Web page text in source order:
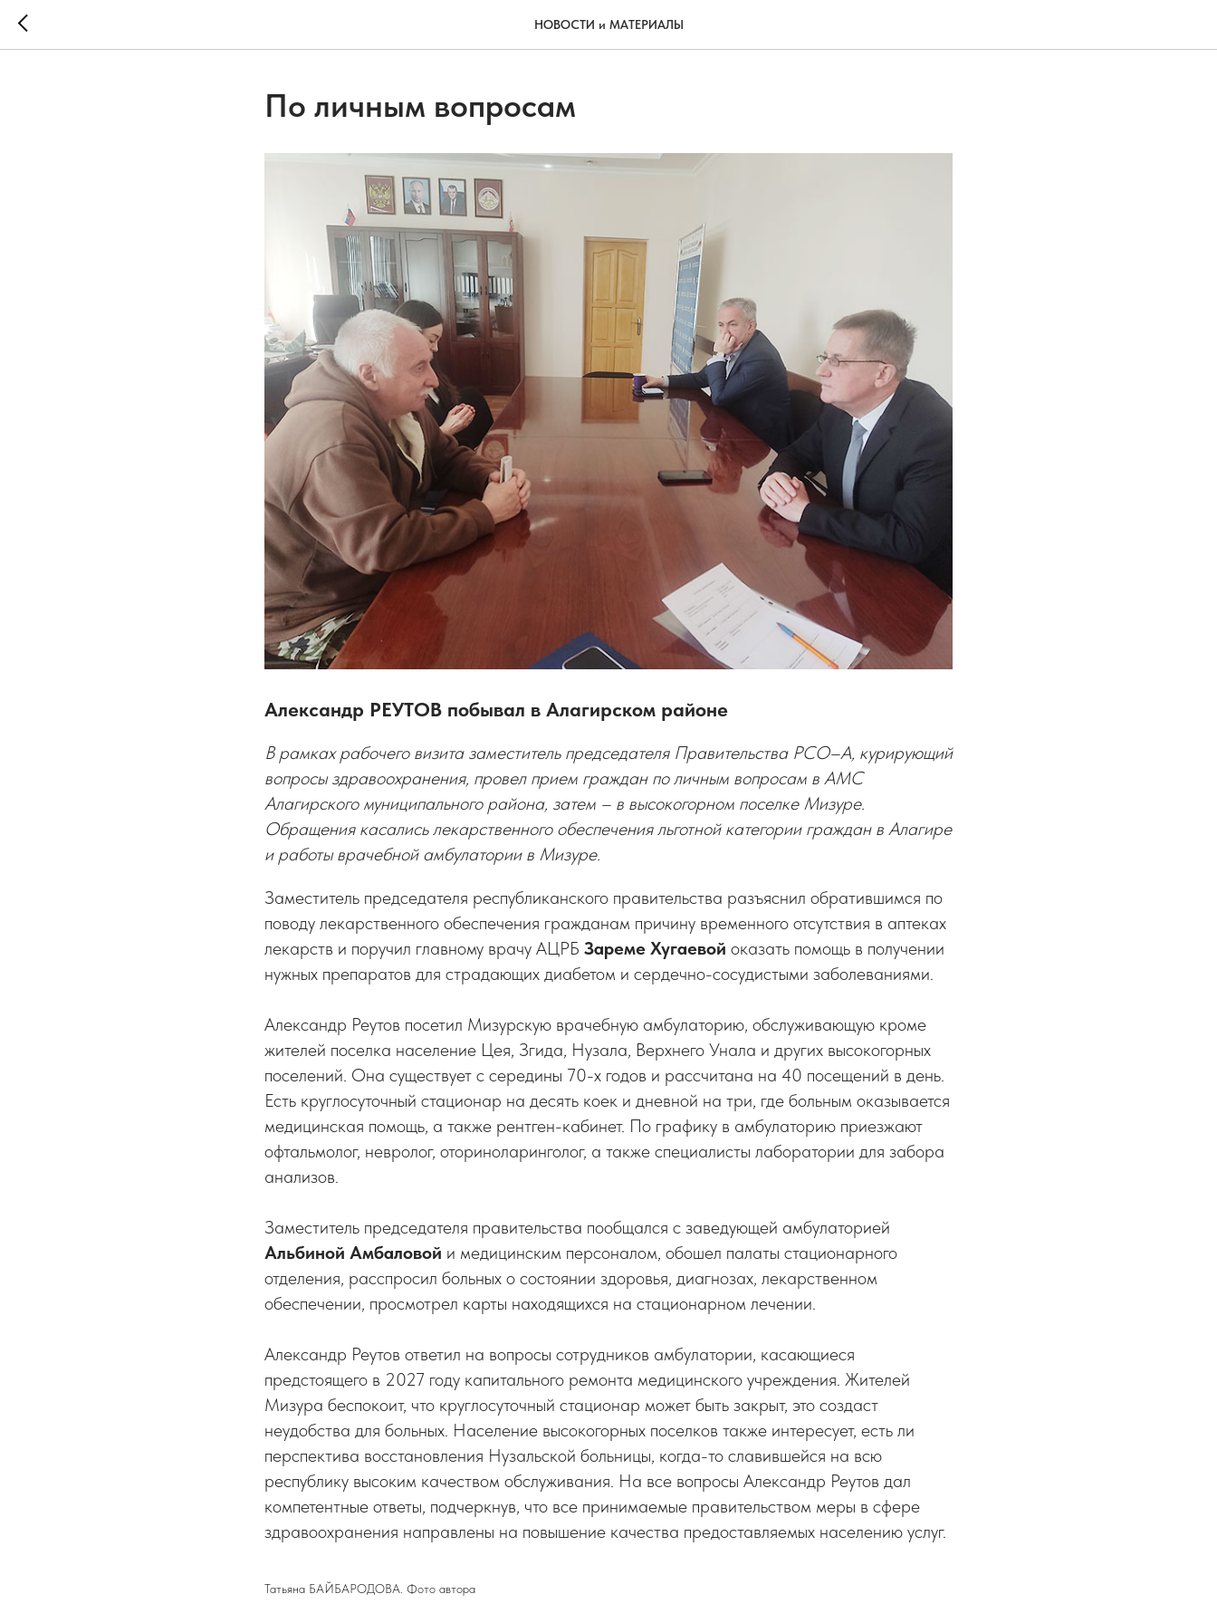
НОВОСТИ и МАТЕРИАЛЫ
По личным вопросам
Александр РЕУТОВ побывал в Алагирском районе
В рамках рабочего визита заместитель председателя Правительства РСО–А, курирующий
вопросы здравоохранения, провел прием граждан по личным вопросам в АМС
Алагирского муниципального района, затем – в высокогорном поселке Мизуре.
Обращения касались лекарственного обеспечения льготной категории граждан в Алагире
и работы врачебной амбулатории в Мизуре.
Заместитель председателя республиканского правительства разъяснил обратившимся по
поводу лекарственного обеспечения гражданам причину временного отсутствия в аптеках
лекарств и поручил главному врачу АЦРБ Зареме Хугаевой оказать помощь в получении
нужных препаратов для страдающих диабетом и сердечно-сосудистыми заболеваниями.
Александр Реутов посетил Мизурскую врачебную амбулаторию, обслуживающую кроме
жителей поселка население Цея, Згида, Нузала, Верхнего Унала и других высокогорных
поселений. Она существует с середины 70-х годов и рассчитана на 40 посещений в день.
Есть круглосуточный стационар на десять коек и дневной на три, где больным оказывается
медицинская помощь, а также рентген-кабинет. По графику в амбулаторию приезжают
офтальмолог, невролог, оториноларинголог, а также специалисты лаборатории для забора
анализов.
Заместитель председателя правительства пообщался с заведующей амбулаторией
Альбиной Амбаловой и медицинским персоналом, обошел палаты стационарного
отделения, расспросил больных о состоянии здоровья, диагнозах, лекарственном
обеспечении, просмотрел карты находящихся на стационарном лечении.
Александр Реутов ответил на вопросы сотрудников амбулатории, касающиеся
предстоящего в 2027 году капитального ремонта медицинского учреждения. Жителей
Мизура беспокоит, что круглосуточный стационар может быть закрыт, это создаст
неудобства для больных. Население высокогорных поселков также интересует, есть ли
перспектива восстановления Нузальской больницы, когда-то славившейся на всю
республику высоким качеством обслуживания. На все вопросы Александр Реутов дал
компетентные ответы, подчеркнув, что все принимаемые правительством меры в сфере
здравоохранения направлены на повышение качества предоставляемых населению услуг.
Татьяна БАЙБАРОДОВА. Фото автора